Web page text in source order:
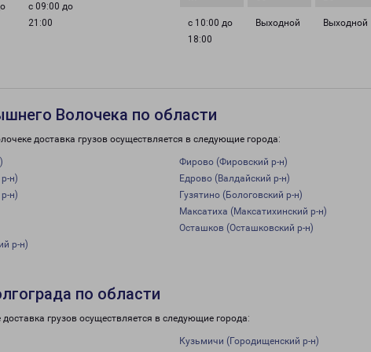
с 09:00 до
21:00
с 10:00 до
18:00
Выходной Выходной
Волочека по области
доставка грузов осуществляется в следующие города:
Фирово (Фировский р-н)
н)
Едрово (Валдайский р-н)
н)
Гузятино (Бологовский р-н)
Максатиха (Максатихинский р-н)
Осташков (Осташковский р-н)
р-н)
по области
грузов осуществляется в следующие города:
Кузьмичи (Городищенский р-н)